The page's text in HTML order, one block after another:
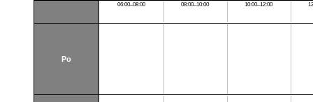
06:00–08:00 08:00–10:00 10:00–12:00
Po